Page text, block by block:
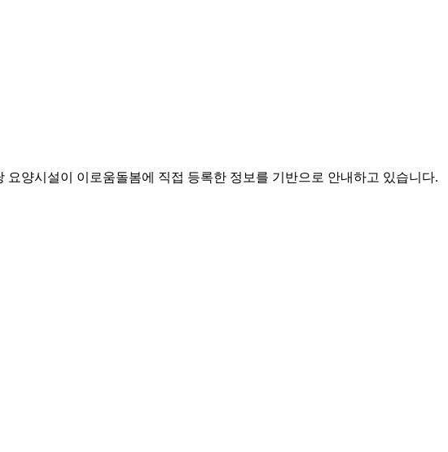
양시설이 이로움돌봄에 직접 등록한 정보를 기반으로 안내하고 있습니다.